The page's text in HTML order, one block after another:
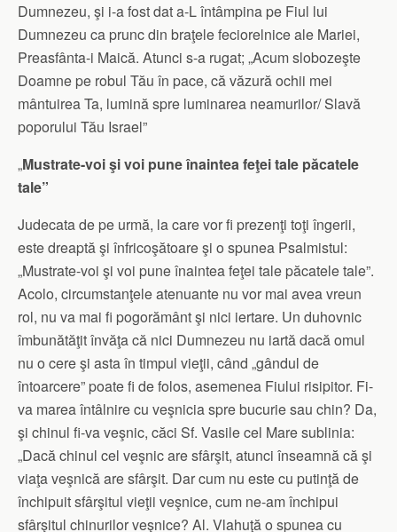
Dumnezeu, şi i-a fost dat a-L întâmpina pe Fiul lui
Dumnezeu ca prunc din braţele feciorelnice ale Mariei,
Preasfânta-i Maică. Atunci s-a rugat; „Acum slobozeşte
Doamne pe robul Tău în pace, că văzură ochii mei
mântuirea Ta, lumină spre luminarea neamurilor/ Slavă
poporului Tău Israel”
„Mustrate-voi şi voi pune înaintea feţei tale păcatele
tale”
Judecata de pe urmă, la care vor fi prezenţi toţi îngerii,
este dreaptă şi înfricoşătoare şi o spunea Psalmistul:
„Mustrate-voi şi voi pune înaintea feţei tale păcatele tale”.
Acolo, circumstanţele atenuante nu vor mai avea vreun
rol, nu va mai fi pogorământ şi nici iertare. Un duhovnic
îmbunătăţit învăţa că nici Dumnezeu nu iartă dacă omul
nu o cere şi asta în timpul vieţii, când „gândul de
întoarcere” poate fi de folos, asemenea Fiului risipitor. Fi-
va marea întâlnire cu veşnicia spre bucurie sau chin? Da,
şi chinul fi-va veşnic, căci Sf. Vasile cel Mare sublinia:
„Dacă chinul cel veşnic are sfârşit, atunci înseamnă că şi
viaţa veşnică are sfârşit. Dar cum nu este cu putinţă de
închipuit sfârşitul vieţii veşnice, cum ne-am închipui
sfârşitul chinurilor veşnice? Al. Vlahuţă o spunea cu